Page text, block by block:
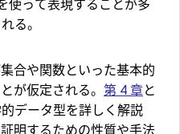
使って表現することが多
る。
合や関数といった基本的
が仮定される。 第 4 章と
データ型を詳しく解説
明するための性質や手法